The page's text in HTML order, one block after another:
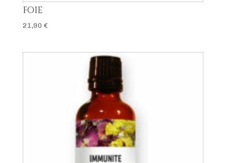
FOIE
21,90 €